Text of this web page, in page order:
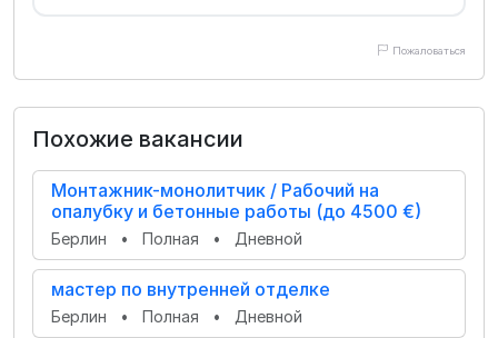
Пожаловаться
Похожие вакансии
Монтажник-монолитчик / Рабочий на
опалубку и бетонные работы (до 4500 €)
Берлин • Полная • Дневной
мастер по внутренней отделке
Берлин • Полная • Дневной